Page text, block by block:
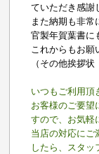
ていただき感謝
また納期も非常
官製年賀葉書に
これからもお願
（その他挨拶
いつもご利用頂
お客様のご要望
すので、お気軽
当店の対応にご
したら、スタッ